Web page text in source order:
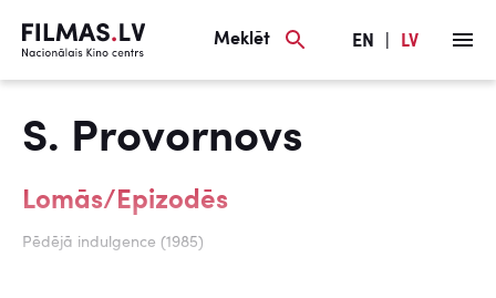
Meklēt EN LV
S. Provornovs
Lomās/Epizodēs
Pēdējā indulgence (1985)